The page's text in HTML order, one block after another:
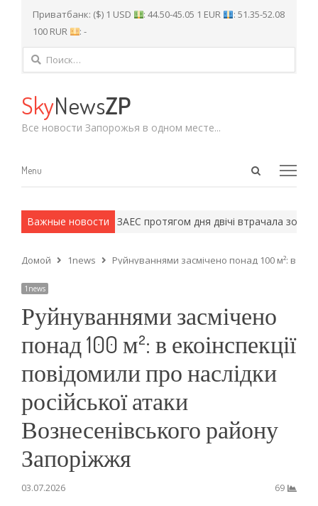
Приватбанк: ($) 1 USD : 44.50-45.05 1 EUR
: 51.35-52.08
100 RUR
: -
Найти:
SkyNewsZP
Все новости Запорожья в одном месте...
Open
Menu
Menu
Важные новости
методы. ЗАЕС протягом дня двічі втрачала
Домой 1news Руйнуваннями засмічено понад 100 м²: в
1news
Руйнуваннями засмічено
понад 100 м²: в екоінспекції
повідомили про наслідки
російської атаки
Вознесенівського району
Запоріжжя
03.07.2026 69